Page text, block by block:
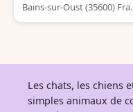
Bains-sur-Oust (35600)
e
Les chats, les chiens
simples animaux de